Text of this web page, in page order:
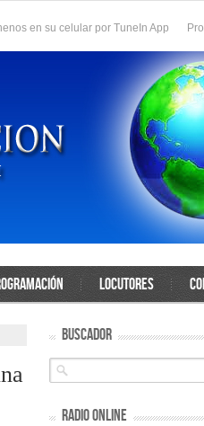
en su celular por TuneIn App
LOCUTORES
BUSCADOR
RADIO ONLINE